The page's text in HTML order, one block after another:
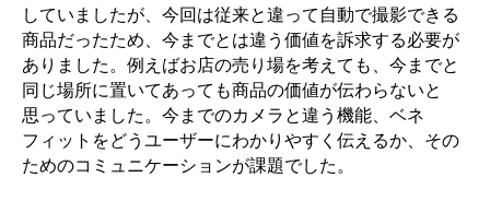
していましたが、今回は従来と違って自動で撮影できる
商品だったため、今までとは違う価値を訴求する必要が
ありました。例えばお店の売り場を考えても、今までと
同じ場所に置いてあっても商品の価値が伝わらないと
思っていました。今までのカメラと違う機能、ベネ
フィットをどうユーザーにわかりやすく伝えるか、その
ためのコミュニケーションが課題でした。